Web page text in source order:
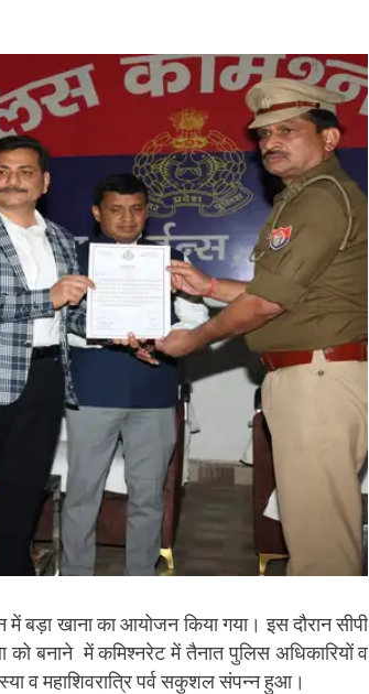
बड़ा खाना का आयोजन किया गया। इस दौरान सीपी
को बनाने में कमिश्नरेट में तैनात पुलिस अधिकारियों व
व महाशिवरात्रि पर्व सकुशल संपन्न हुआ।